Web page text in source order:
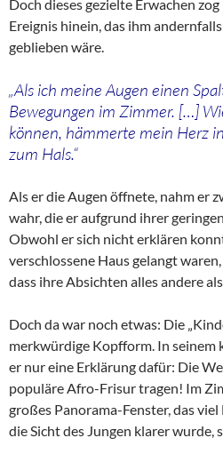
Doch dieses gezielte Erwachen
Ereignis hinein, das ihm
geblieben wäre.
„Als ich meine Augen einen
Bewegungen im Zimmer. […]
können, hämmerte mein Herz
zum Hals.“
Als er die Augen öffnete, nahm er
wahr, die er aufgrund ihrer
Obwohl er sich nicht erklären
verschlossene Haus gelangt
dass ihre Absichten alles andere
Doch da war noch etwas: Die
merkwürdige Kopfform. In seinem
er nur eine Erklärung dafür: Die
populäre Afro-Frisur tragen! Im
großes Panorama-Fenster, das
die Sicht des Jungen klarer wurde,